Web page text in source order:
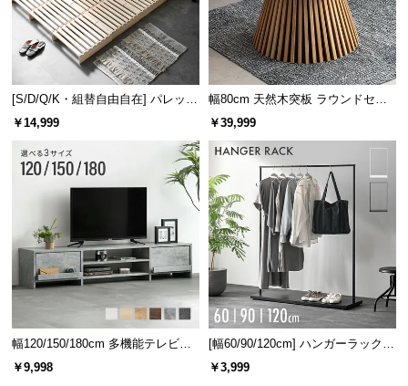
クッションがへたりにくい
カバーや中身のズレが起こりにくい
コンパクトでありながら広々設計
座面幅は
。省スペースに置けるサイズ感であ
りながら、ゆったりと座れる横幅です。
[S/D/Q/K・組替自由自在] パレット
ベッド 8/12/16枚セット
￥14,999
幅80cm 天然木突板 ラウンドセン
ターテーブル 美しい格子デザイン
￥39,999
幅120/150/180cm 多機能テレビボ
ード 木目/石目調 オープン収納・
引き出し収納付き
￥9,998
[幅60/90/120cm] ハンガーラック
スチール 4段階高さ調節 サイドフ
ック オープンラック シンプル
￥3,999